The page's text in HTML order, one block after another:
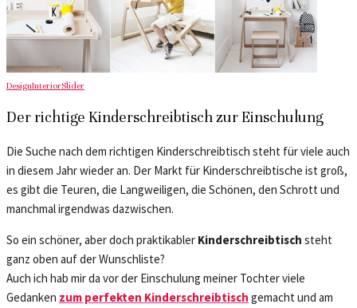
DesignInteriorSlider
Der richtige Kinderschreibtisch zur Einschulung
Die Suche nach dem richtigen Kinderschreibtisch steht für viele auch
in diesem Jahr wieder an. Der Markt für Kinderschreibtische ist groß,
es gibt die Teuren, die Langweiligen, die Schönen, den Schrott und
manchmal irgendwas dazwischen.
So ein schöner, aber doch praktikabler Kinderschreibtisch steht
ganz oben auf der Wunschliste?
Auch ich hab mir da vor der Einschulung meiner Tochter viele
Gedanken zum perfekten Kinderschreibtisch gemacht und am